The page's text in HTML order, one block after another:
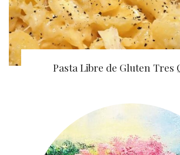
Pasta Libre de Gluten Tres